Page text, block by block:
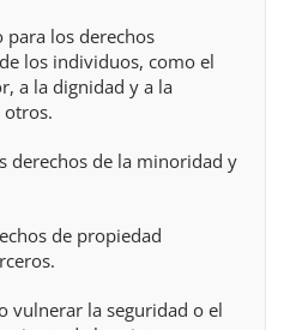
para los derechos
los individuos, como el
a la dignidad y a la
derechos de la minoridad y
de propiedad
vulnerar la seguridad o el